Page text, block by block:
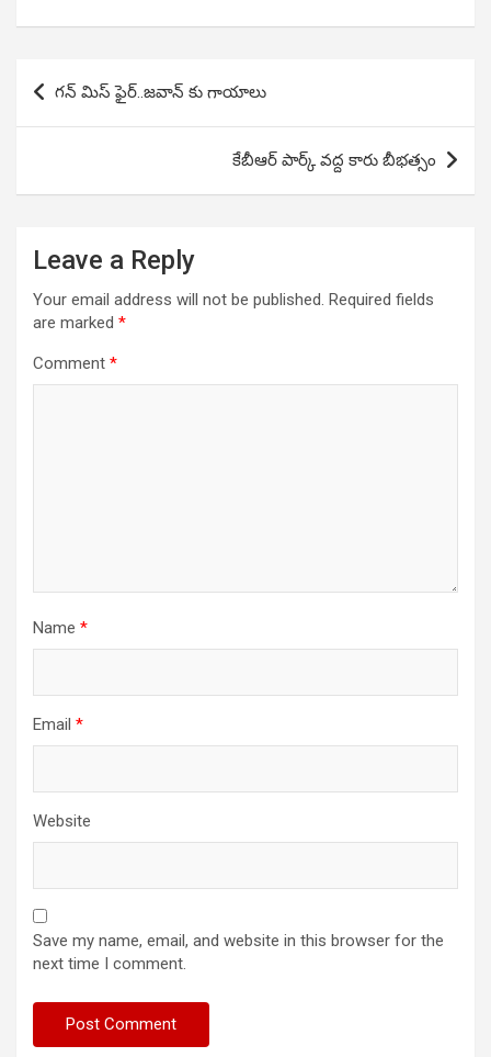
Post
navigation
గన్ మిస్ ఫైర్..జవాన్ కు గాయాలు
కేబీఆర్ పార్క్ వద్ద కారు బీభత్సం
Leave a Reply
Your email address will not be published. Required fields
are marked *
Comment *
Name *
Email *
Website
Save my name, email, and website in this browser for the
next time I comment.